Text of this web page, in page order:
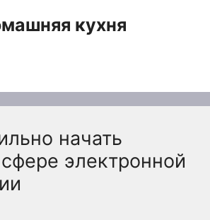
кухня
начать
электронной